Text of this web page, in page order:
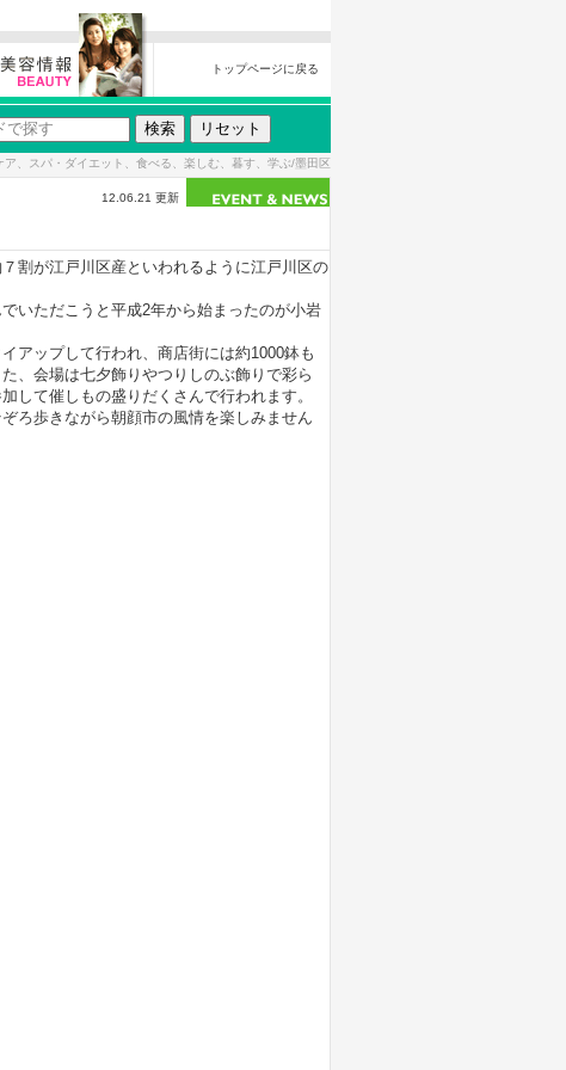
トップページに戻る
、スパ・ダイエット、食べる、楽しむ、暮す、学ぶ/墨田区
12.06.21 更新
割が江戸川区産といわれるように江戸川区の
いただこうと平成2年から始まったのが小岩
アップして行われ、商店街には約1000鉢も
、会場は七夕飾りやつりしのぶ飾りで彩ら
して催しもの盛りだくさんで行われます。
ろ歩きながら朝顔市の風情を楽しみません